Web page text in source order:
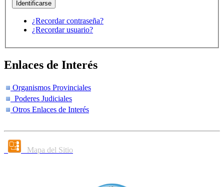
¿Recordar contraseña?
¿Recordar usuario?
Enlaces de Interés
Organismos Provinciales
Poderes Judiciales
Otros Enlaces de Interés
Mapa del Sitio